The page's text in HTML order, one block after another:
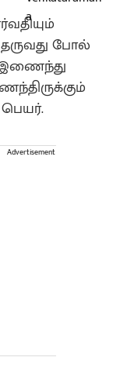
போல்
இணைந்து
Advertisement